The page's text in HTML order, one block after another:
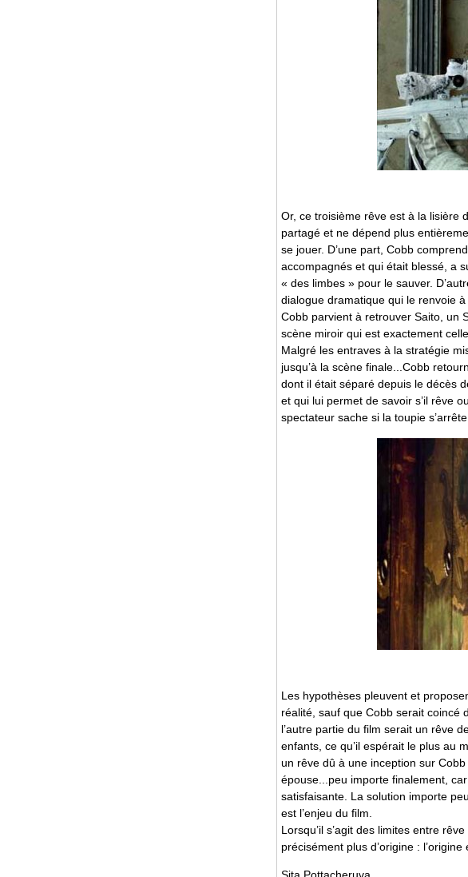
Or, ce troisième rêve est à la lisière
partagé et ne dépend plus
se jouer. D’une part, Cobb
accompagnés et qui était blessé, a
« des limbes » pour le sauver.
dialogue dramatique qui le renvoie à
Cobb parvient à retrouver Saito, un
scène miroir qui est exactement
Malgré les entraves à la stratégie
jusqu’à la scène finale...Cobb
dont il était séparé depuis le décès
et qui lui permet de savoir s’il rêve
spectateur sache si la toupie
Les hypothèses pleuvent et
réalité, sauf que Cobb serait coincé
l’autre partie du film serait un rêve
enfants, ce qu’il espérait le plus au
un rêve dû à une inception sur
épouse...peu importe finalement,
satisfaisante. La solution importe
est l’enjeu du film.
Lorsqu’il s’agit des limites entre
précisément plus d’origine :